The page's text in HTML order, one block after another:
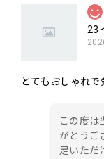
とてもおしゃれで
この度は
がとうご
足いただ